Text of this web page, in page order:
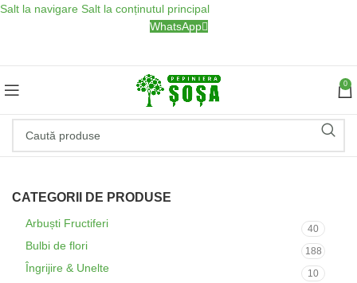
Salt la navigare Salt la conținutul principal
WhatsApp
0
CATEGORII DE PRODUSE
Arbuști Fructiferi 40
Bulbi de flori 188
Îngrijire & Unelte 10